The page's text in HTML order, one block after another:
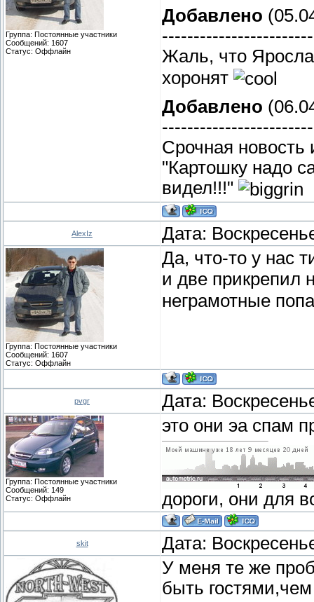
Группа: Постоянные участники
Сообщений: 1607
Статус: Оффлайн
Добавлено
Жаль, что
хоронят
Добавлено
Срочная новость
"Картошку надо
видел!!!"
AlexIz Дата:
Группа: Постоянные участники
Сообщений: 1607
Статус: Оффлайн
Да, что-то у нас
и две прикрепил
неграмотные
pvgr Дата:
Группа: Постоянные участники
Сообщений: 149
Статус: Оффлайн
это они эа спам
дороги, они для
skit Дата:
У меня те же
быть